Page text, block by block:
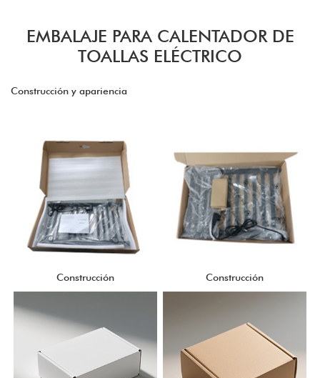
EMBALAJE PARA CALENTADOR DE
TOALLAS ELÉCTRICO
Construcción y apariencia
Construcción Construcción